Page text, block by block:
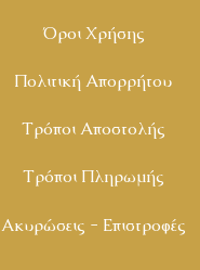
Όροι Χρήσης
Πολιτική Απορρήτου
Τρόποι Αποστολής
Τρόποι Πληρωμής
Ακυρώσεις - Επιστροφές